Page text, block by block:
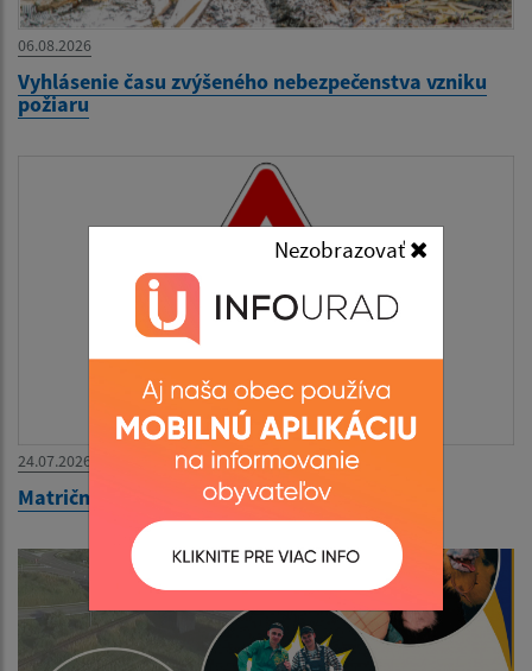
Nezobrazovať
06.08.2026
Vyhlásenie času zvýšeného nebezpečenstva vzniku
požiaru
24.07.2026
Matričný úrad zatvorený 27.07.-31.07.2026